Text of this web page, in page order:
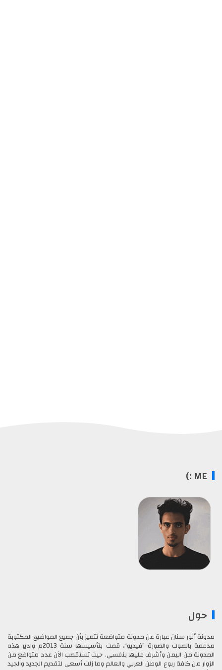
ME :)
حول
مدونة أنور سنان عبارة عن مدونة متواضعة تتميز بأن جميع المواضيع المكتوبة
مدعمة بالصوت والصورة ”فيديو“، قمت بتأسيسها سنة 2013م وادير هذه
المدونة من اليمن وأشرف عليها بنفسي. حيث تستقطب الآن عدد متواضع من
الزوار من كافة ربوع الوطن العربي والعالم وما زلت أسعى لتقديم الجديد والجيد